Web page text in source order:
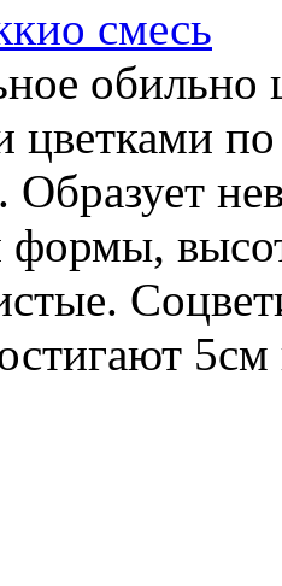
смесь
обильно
Образует